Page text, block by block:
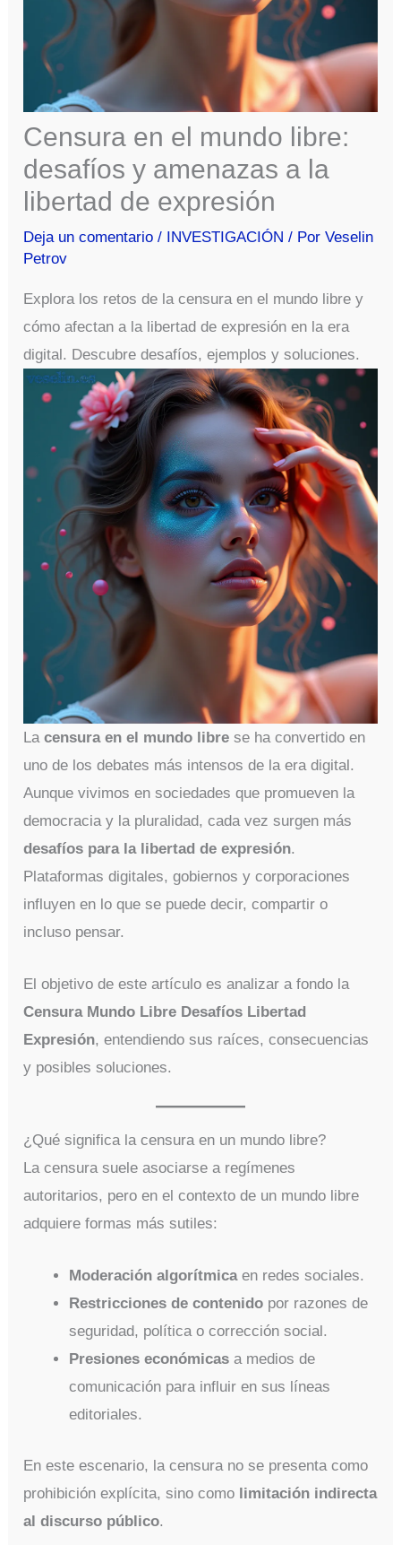
Censura en el mundo libre:
desafíos y amenazas a la
libertad de expresión
Deja un comentario / INVESTIGACIÓN / PorVeselin
Petrov
Explora los retos de la censura en el mundo libre y
cómo afectan a la libertad de expresión en la era
digital. Descubre desafíos, ejemplos y soluciones.
Lacensura en el mundo libre se ha convertido en
uno de los debates más intensos de la era digital.
Aunque vivimos en sociedades que promueven la
democracia y la pluralidad, cada vez surgen más
desafíos para la libertad de expresión.
Plataformas digitales, gobiernos y corporaciones
influyen en lo que se puede decir, compartir o
incluso pensar.
El objetivo de este artículo es analizar a fondo la
Censura Mundo Libre Desafíos Libertad
Expresión, entendiendo sus raíces, consecuencias
y posibles soluciones.
¿Qué significa la censura en un mundo libre?
La censura suele asociarse a regímenes
autoritarios, pero en el contexto de un mundo libre
adquiere formas más sutiles:
Moderación algorítmicaen redes sociales.
Restricciones de contenido por razones de
seguridad, política o corrección social.
Presiones económicas a medios de
comunicación para influir en sus líneas
editoriales.
En este escenario, la censura no se presenta como
prohibición explícita, sino como limitación indirecta
al discurso público.